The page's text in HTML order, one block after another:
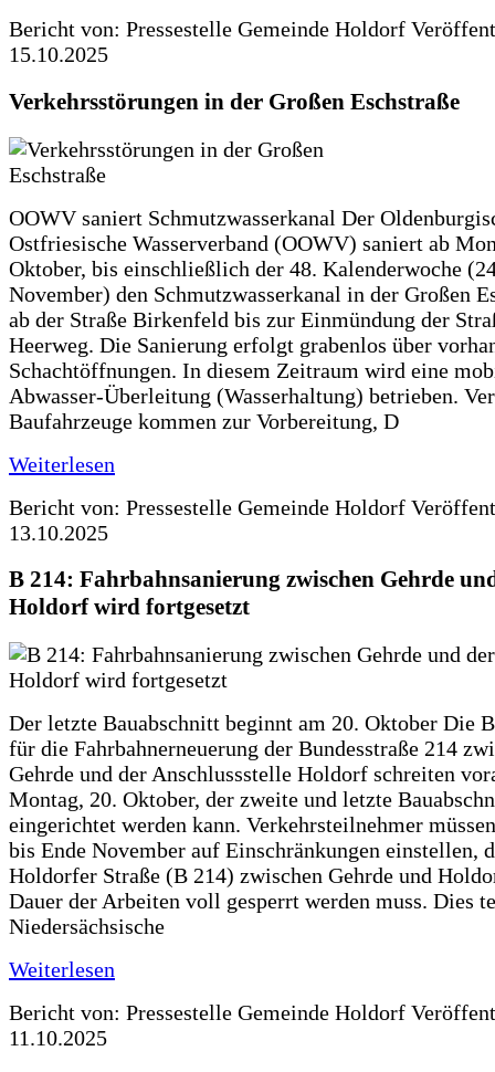
Bericht von: Pressestelle Gemeinde Holdorf
15.10.2025
Verkehrsstörungen in der Großen Eschstraße
OOWV saniert Schmutzwasserkanal Der
Ostfriesische Wasserverband (OOWV) saniert ab
Oktober, bis einschließlich der 48. Kalenderwoche
November) den Schmutzwasserkanal in der Großen
ab der Straße Birkenfeld bis zur Einmündung der
Heerweg. Die Sanierung erfolgt grabenlos über
Schachtöffnungen. In diesem Zeitraum wird eine
Abwasser-Überleitung (Wasserhaltung) betrieben.
Baufahrzeuge kommen zur Vorbereitung, D
Weiterlesen
Bericht von: Pressestelle Gemeinde Holdorf
13.10.2025
B 214: Fahrbahnsanierung zwischen Gehrde
Holdorf wird fortgesetzt
Der letzte Bauabschnitt beginnt am 20. Oktober Die
für die Fahrbahnerneuerung der Bundesstraße 214
Gehrde und der Anschlussstelle Holdorf schreiten
Montag, 20. Oktober, der zweite und letzte
eingerichtet werden kann. Verkehrsteilnehmer
bis Ende November auf Einschränkungen einstellen,
Holdorfer Straße (B 214) zwischen Gehrde und
Dauer der Arbeiten voll gesperrt werden muss. Dies
Niedersächsische
Weiterlesen
Bericht von: Pressestelle Gemeinde Holdorf
11.10.2025